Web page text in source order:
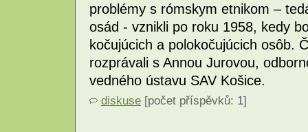
problémy s rómskym etnikom –
osád - vznikli po roku 1958, kedy
kočujúcich a polokočujúcich osôb.
rozprávali s Annou Jurovou,
vedného ústavu SAV Košice.
diskuse [počet příspěvků: 1]